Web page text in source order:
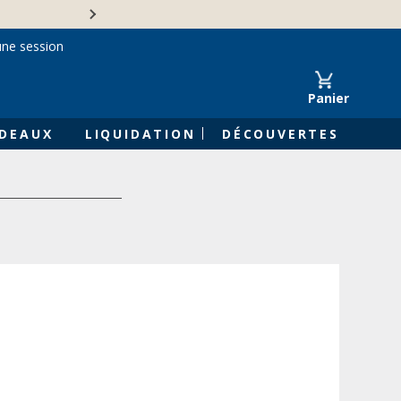
Panier
LIQUIDATION DÉCOUVERTES
session